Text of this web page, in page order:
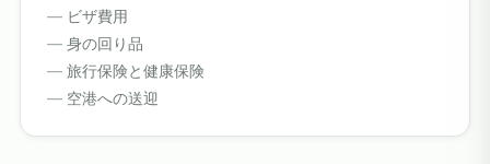
ビザ費用
身の回り品
旅行保険と健康保険
空港への送迎